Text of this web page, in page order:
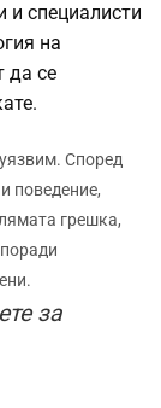
и специалисти
на
да се
Според
поведение,
грешка,
за